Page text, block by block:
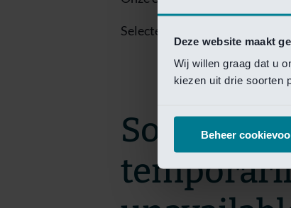
Deze website maakt
Wij willen graag dat u
kiezen uit drie soorten
Beheer
Selecteer een van de login
Sorry!